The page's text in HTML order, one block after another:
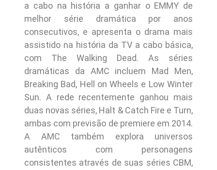
a cabo na história a ganhar o EMMY de
melhor série dramática por anos
consecutivos, e apresenta o drama mais
assistido na história da TV a cabo básica,
com The Walking Dead. As séries
dramáticas da AMC incluem Mad Men,
Breaking Bad, Hell on Wheels e Low Winter
Sun. A rede recentemente ganhou mais
duas novas séries, Halt & Catch Fire e Turn,
ambas com previsão de premiere em 2014.
A AMC também explora universos
autênticos com personagens
consistentes através de suas séries CBM,